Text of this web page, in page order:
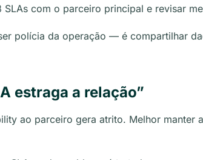
SLAs com o parceiro principal e revisar
polícia da operação — é compartilhar
estraga a relação”
ao parceiro gera atrito. Melhor manter